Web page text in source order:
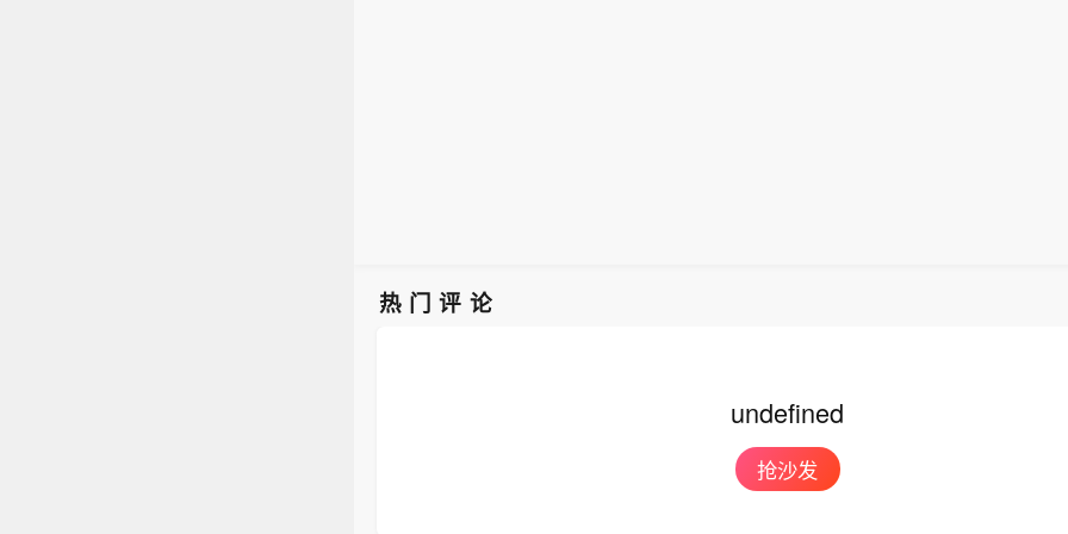
热门评论
undefined
抢沙发